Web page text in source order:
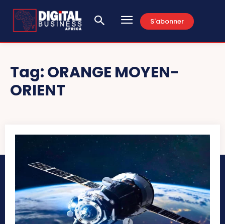
S'abonner
Tag:ORANGE MOYEN-
ORIENT